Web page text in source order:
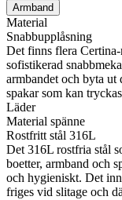
Armband
Material
Snabbupplåsning
Det finns flera
sofistikerad
armbandet och byta ut
spakar som kan
Läder
Material spänne
Rostfritt stål 316L
Det 316L rostfria stål
boetter, armband och
och hygieniskt. Det
friges vid slitage och